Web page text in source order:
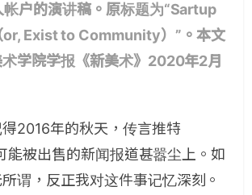
帐户的演讲稿。原标题为“Sartup
Exist to Community）”。本文
学院学报《新美术》2020年2月
2016年的秋天，传言推特
能被出售的新闻报道甚嚣尘上。如
谓，反正我对这件事记忆深刻。